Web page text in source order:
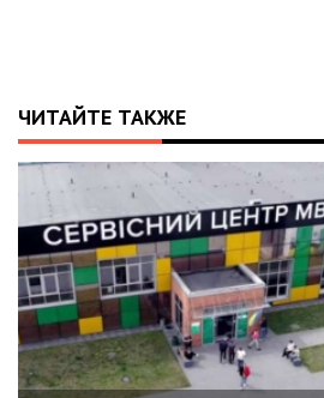
ЧИТАЙТЕ ТАКЖЕ